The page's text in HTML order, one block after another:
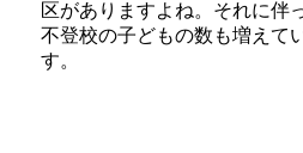
区がありますよね。それに伴
不登校の子どもの数も増えて
す。